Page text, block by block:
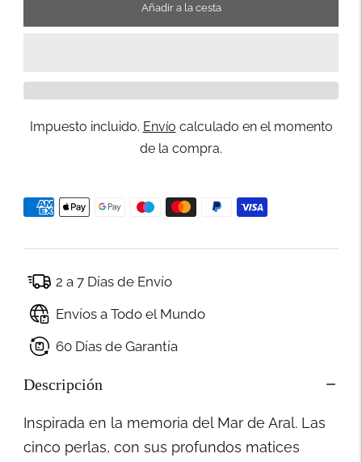
Añadir a la cesta
Impuesto incluido. Envío calculado en el momento
de la compra.
2 a 7 Días de Envío
Envíos a Todo el Mundo
60 Días de Garantía
Descripción
Inspirada en la memoria del Mar de Aral. Las
cinco perlas, con sus profundos matices